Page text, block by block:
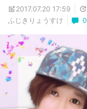
2017.07.20 17:59
ふじきりょうすけ
0